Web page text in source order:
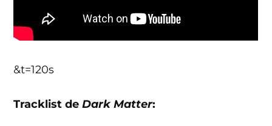
&t=120s
Tracklist deDark Matter: